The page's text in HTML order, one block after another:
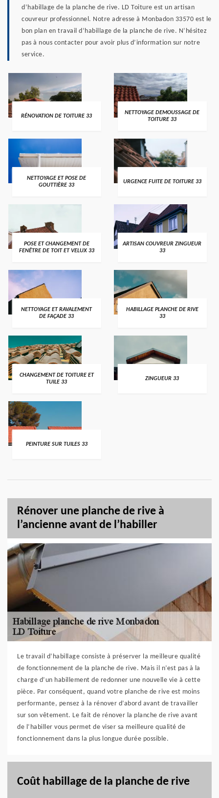
d’habillage de la planche de rive. LD Toiture est un artisan
couvreur professionnel. Notre adresse à Monbadon 33570 est le
bon plan en travail d’habillage de la planche de rive. N’hésitez
pas à nous contacter pour avoir plus d’information sur notre
service.
RÉNOVATION DE TOITURE 33
NETTOYAGE DEMOUSSAGE DE
TOITURE 33
NETTOYAGE ET POSE DE
GOUTTIÈRE 33
URGENCE FUITE DE TOITURE 33
POSE ET CHANGEMENT DE
FENÊTRE DE TOIT ET VELUX 33
ARTISAN COUVREUR ZINGUEUR
33
NETTOYAGE ET RAVALEMENT
DE FAÇADE 33
HABILLAGE PLANCHE DE RIVE
33
CHANGEMENT DE TOITURE ET
TUILE 33
ZINGUEUR 33
PEINTURE SUR TUILES 33
Rénover une planche de rive à
l’ancienne avant de l’habiller
Le travail d’habillage consiste à préserver la meilleure qualité
de fonctionnement de la planche de rive. Mais il n’est pas à la
charge d’un habillement de redonner une nouvelle vie à cette
pièce. Par conséquent, quand votre planche de rive est moins
performante, pensez à la rénover d’abord avant de travailler
sur son vêtement. Le fait de rénover la planche de rive avant
de l’habiller vous permet de viser sa meilleure qualité de
fonctionnement dans la plus longue durée possible.
Coût habillage de la planche de rive